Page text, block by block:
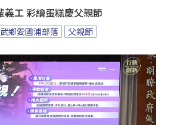
義工 彩繪蛋糕慶父親節
鄉愛國浦部落 父親節